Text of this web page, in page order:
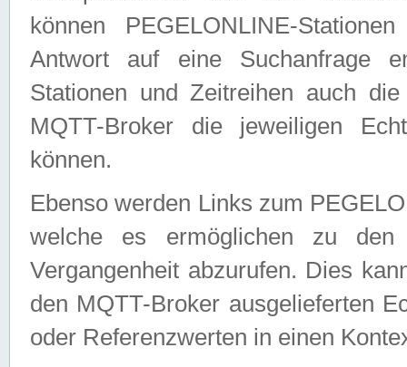
können PEGELONLINE-
Antwort auf eine Suchanfrage
Stationen und Zeitreihen auch
MQTT-Broker die jeweiligen
können.
Ebenso werden Links zum
welche es ermöglichen zu den
Vergangenheit abzurufen. Dies
den MQTT-Broker ausgelieferten
oder Referenzwerten in einen